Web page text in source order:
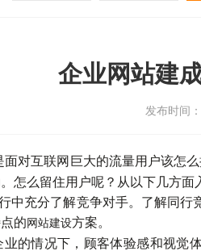
企业网站建
发布时间
对互联网巨大的流量用户该怎
怎么留住用户呢？从以下几方面
中充分了解竞争对手。了解同
的网站建设方案。
业的情况下，顾客体验感和视觉